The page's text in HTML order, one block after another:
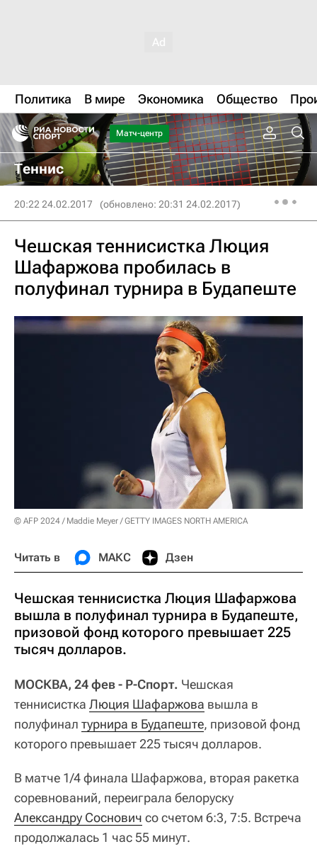
Политика В мире Экономика Общество
Матч-центр
Теннис
20:22 24.02.2017 (обновлено: 20:31 24.02.2017)
Чешская теннисистка Люция
Шафаржова пробилась в
полуфинал турнира в Будапеште
© AFP 2024 / Maddie Meyer / GETTY IMAGES NORTH AMERICA
Читать в МАКС Дзен
Чешская теннисистка Люция Шафаржова
вышла в полуфинал турнира в Будапеште,
призовой фонд которого превышает 225
тысяч долларов.
МОСКВА, 24 фев - Р-Спорт. Чешская
теннисистка Люция Шафаржова вышла в
полуфинал турнира в Будапеште, призовой фонд
которого превышает 225 тысяч долларов.
В матче 1/4 финала Шафаржова, вторая ракетка
соревнований, переиграла белоруску
Александру Соснович со счетом 6:3, 7:5. Встреча
продолжалась 1 час 55 минут.